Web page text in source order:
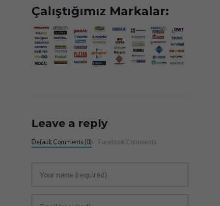
Çalıştığımız Markalar:
Leave a reply
Default Comments (0) Facebook Comments